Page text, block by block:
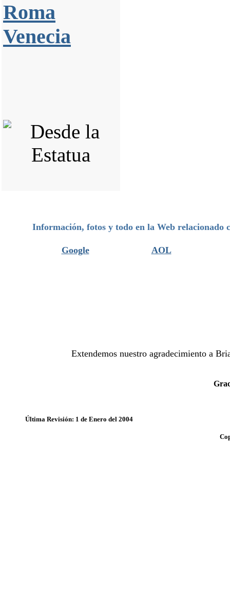
Roma
Venecia
Información, fotos y todo en la Web relacionado
Google AOL
Extendemos nuestro agradecimiento a
Última Revisión: 1 de Enero del 2004